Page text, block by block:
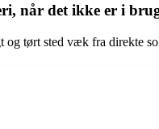
når det ikke er i
tørt sted væk fra direkte